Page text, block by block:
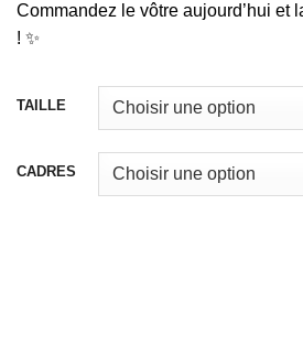
Commandez le vôtre aujourd’hui et
! ✨
TAILLE
CADRES